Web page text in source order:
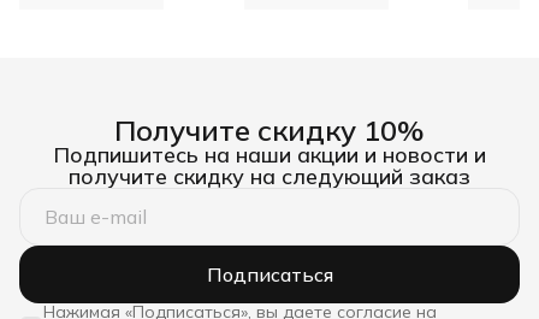
Получите скидку 10%
Подпишитесь на наши акции и новости и
получите скидку на следующий заказ
Подписаться
Нажимая «Подписаться», вы даете согласие на